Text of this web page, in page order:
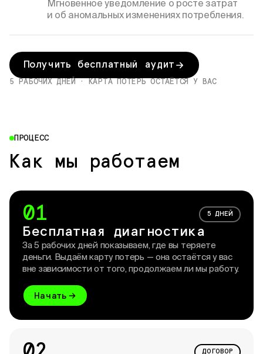
Мгновенное уведомление о росте затрат
и об аномальных изменениях потребления.
Получить бесплатный аудит
5 РАБОЧИХ ДНЕЙ · КАРТА ПОТЕРЬ ОСТАЁТСЯ У ВАС
ПРОЦЕСС
Как мы работаем
01 5 ДНЕЙ
Бесплатная диагностика
За 5 рабочих дней показываем, где вы теряете
деньги. Выдаём карту потерь — она остаётся у вас
вне зависимости от того, продолжаем ли мы работу.
Начать
ДОГОВОР